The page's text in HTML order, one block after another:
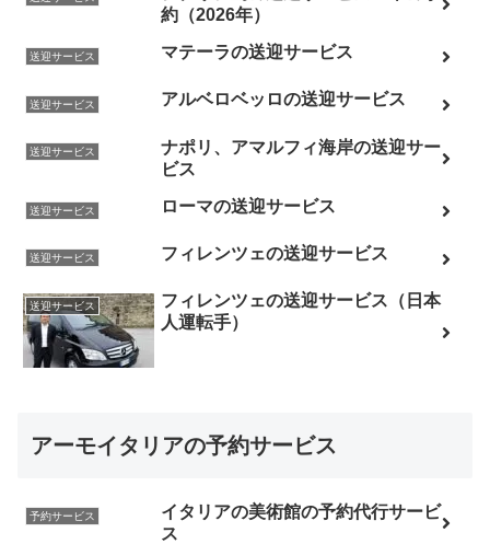
約（2026年）
送迎サービス マテーラの送迎サービス
送迎サービス アルベロベッロの送迎サービス
送迎サービス
ナポリ、アマルフィ海岸の送迎サー
ビス
送迎サービス ローマの送迎サービス
送迎サービス フィレンツェの送迎サービス
送迎サービス
フィレンツェの送迎サービス（日本
人運転手）
アーモイタリアの予約サービス
予約サービス
イタリアの美術館の予約代行サービ
ス